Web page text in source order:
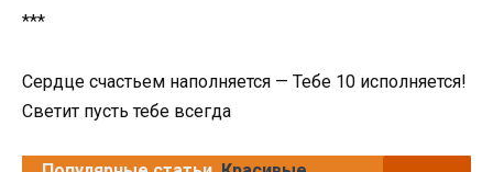
***
Сердце счастьем наполняется — Тебе 10 исполняется!
Светит пусть тебе всегда